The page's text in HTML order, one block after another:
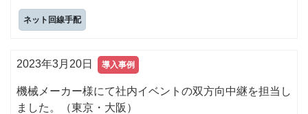
ネット回線手配
2023年3月20日 導入事例
機械メーカー様にて社内イベントの双方向中継を担当し
ました。（東京・大阪）